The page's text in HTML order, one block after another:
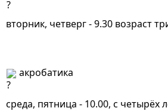
вторник, четверг - 9.30 возраст
акробатика
среда, пятница - 10.00, с четырёх